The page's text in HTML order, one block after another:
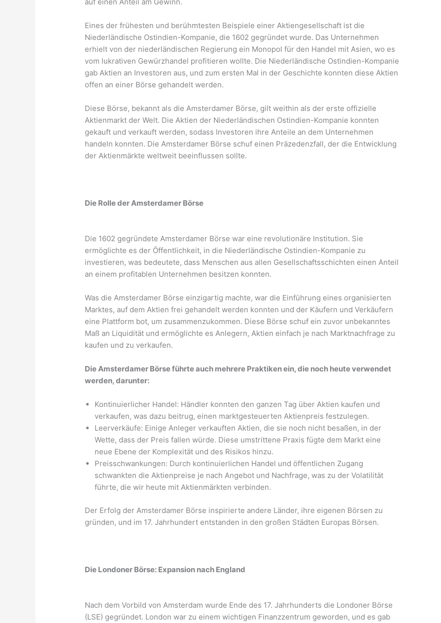
auf einen Anteil am Gewinn.
Eines der frühesten und berühmtesten Beispiele einer Aktiengesellschaft ist die
Niederländische Ostindien-Kompanie, die 1602 gegründet wurde. Das Unternehmen
erhielt von der niederländischen Regierung ein Monopol für den Handel mit Asien, wo es
vom lukrativen Gewürzhandel profitieren wollte. Die Niederländische Ostindien-Kompanie
gab Aktien an Investoren aus, und zum ersten Mal in der Geschichte konnten diese Aktien
offen an einer Börse gehandelt werden.
Diese Börse, bekannt als die Amsterdamer Börse, gilt weithin als der erste offizielle
Aktienmarkt der Welt. Die Aktien der Niederländischen Ostindien-Kompanie konnten
gekauft und verkauft werden, sodass Investoren ihre Anteile an dem Unternehmen
handeln konnten. Die Amsterdamer Börse schuf einen Präzedenzfall, der die Entwicklung
der Aktienmärkte weltweit beeinflussen sollte.
Die Rolle der Amsterdamer Börse
Die 1602 gegründete Amsterdamer Börse war eine revolutionäre Institution. Sie
ermöglichte es der Öffentlichkeit, in die Niederländische Ostindien-Kompanie zu
investieren, was bedeutete, dass Menschen aus allen Gesellschaftsschichten einen Anteil
an einem profitablen Unternehmen besitzen konnten.
Was die Amsterdamer Börse einzigartig machte, war die Einführung eines organisierten
Marktes, auf dem Aktien frei gehandelt werden konnten und der Käufern und Verkäufern
eine Plattform bot, um zusammenzukommen. Diese Börse schuf ein zuvor unbekanntes
Maß an Liquidität und ermöglichte es Anlegern, Aktien einfach je nach Marktnachfrage zu
kaufen und zu verkaufen.
Die Amsterdamer Börse führte auch mehrere Praktiken ein, die noch heute verwendet
werden, darunter:
Kontinuierlicher Handel: Händler konnten den ganzen Tag über Aktien kaufen und
verkaufen, was dazu beitrug, einen marktgesteuerten Aktienpreis festzulegen.
Leerverkäufe: Einige Anleger verkauften Aktien, die sie noch nicht besaßen, in der
Wette, dass der Preis fallen würde. Diese umstrittene Praxis fügte dem Markt eine
neue Ebene der Komplexität und des Risikos hinzu.
Preisschwankungen: Durch kontinuierlichen Handel und öffentlichen Zugang
schwankten die Aktienpreise je nach Angebot und Nachfrage, was zu der Volatilität
führte, die wir heute mit Aktienmärkten verbinden.
Der Erfolg der Amsterdamer Börse inspirierte andere Länder, ihre eigenen Börsen zu
gründen, und im 17. Jahrhundert entstanden in den großen Städten Europas Börsen.
Die Londoner Börse: Expansion nach England
Nach dem Vorbild von Amsterdam wurde Ende des 17. Jahrhunderts die Londoner Börse
(LSE) gegründet. London war zu einem wichtigen Finanzzentrum geworden, und es gab